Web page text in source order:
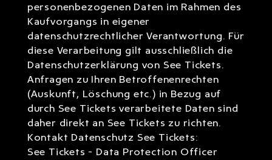
personenbezogenen Daten im Rahmen des
Kaufvorgangs in eigener
datenschutzrechtlicher Verantwortung. Für
diese Verarbeitung gilt ausschließlich die
Datenschutzerklärung von See Tickets.
Anfragen zu Ihren Betroffenenrechten
(Auskunft, Löschung etc.) in Bezug auf
durch See Tickets verarbeitete Daten sind
daher direkt an See Tickets zu richten.
Kontakt Datenschutz See Tickets:
See Tickets – Data Protection Officer